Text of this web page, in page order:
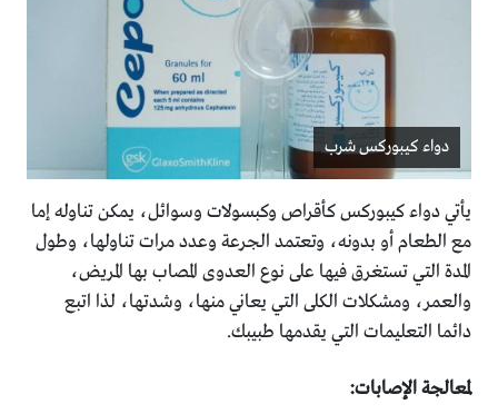
دواء كيبوركس شرب
يأتي دواء كيبوركس كأقراص وكبسولات وسوائل، يمكن تناوله إما
مع الطعام أو بدونه، وتعتمد الجرعة وعدد مرات تناولها، وطول
المدة التي تستغرق فيها على نوع العدوى المصاب بها المريض،
والعمر، ومشكلات الكلى التي يعاني منها، وشدتها، لذا اتبع
دائما التعليمات التي يقدمها طبيبك.
لمعالجة الإصابات: